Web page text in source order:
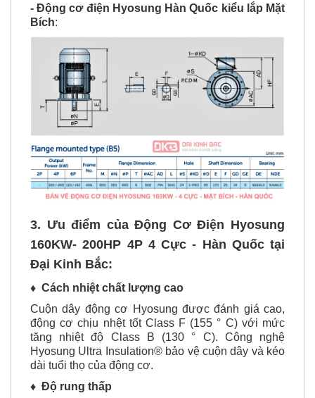
- Động cơ điện Hyosung Hàn Quốc kiểu lắp Mặt
Bích:
3. Ưu điểm của Động Cơ Điện Hyosung
160KW- 200HP 4P 4 Cực - Hàn Quốc tại
Đại Kinh Bắc:
♦ Cách nhiệt chất lượng cao
Cuộn dây động cơ Hyosung được đánh giá cao,
động cơ chịu nhệt tốt Class F (155 ° C) với mức
tăng nhiệt độ Class B (130 ° C). Công nghệ
Hyosung Ultra Insulation® bảo vệ cuộn dây và kéo
dài tuổi thọ của động cơ.
♦ Độ rung thấp